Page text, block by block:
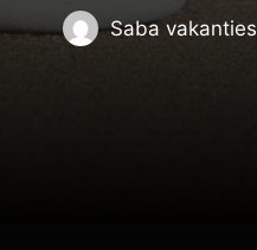
Saba vakanties